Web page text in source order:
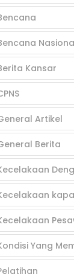
Kansar
Artikel
Berita
Yang